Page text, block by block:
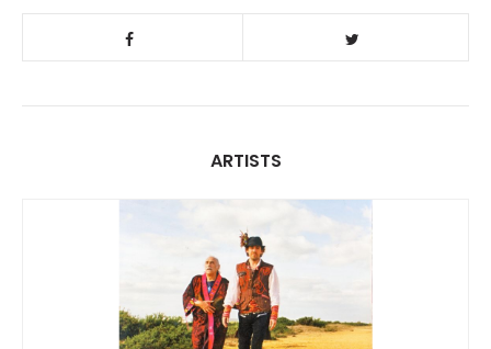
ARTISTS